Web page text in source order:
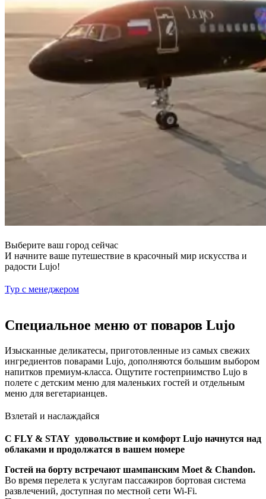
Выберите ваш город сейчас
И начните ваше путешествие в красочный мир искусства и
радости Lujo!
Тур с менеджером
Специальное меню от поваров Lujo
Изысканные деликатесы, приготовленные из самых свежих
ингредиентов поварами Lujo, дополняются большим выбором
напитков премиум-класса. Ощутите гостеприимство Lujo в
полете с детским меню для маленьких гостей и отдельным
меню для вегетарианцев.
Взлетай и наслаждайся
C FLY & STAY удовольствие и комфорт Lujo начнутся над
облаками и продолжатся в вашем номере
Гостей на борту встречают шампанским Moet & Chandon.
Во время перелета к услугам пассажиров бортовая система
развлечений, доступная по местной сети Wi-Fi.